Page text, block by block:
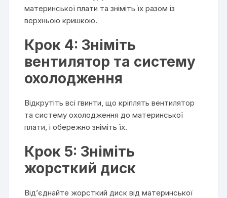
материнської плати та зніміть їх разом із
верхньою кришкою.
Крок 4: Зніміть
вентилятор та систему
охолодження
Відкрутіть всі гвинти, що кріплять вентилятор
та систему охолодження до материнської
плати, і обережно зніміть їх.
Крок 5: Зніміть
жорсткий диск
Від’єднайте жорсткий диск від материнської